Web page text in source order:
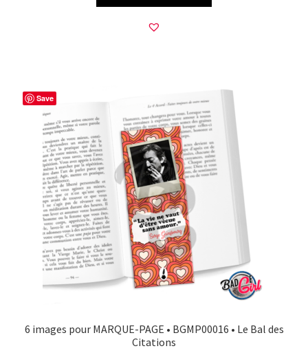
Save
6 images pour MARQUE-PAGE • BGMP00016 • Le Bal des
Citations